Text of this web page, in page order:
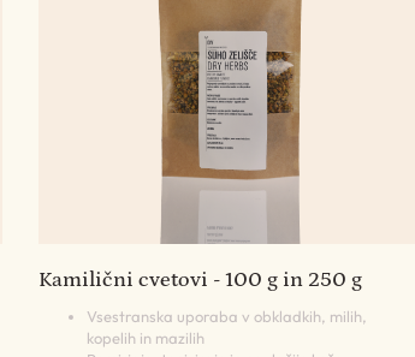
Kamilični cvetovi - 100 g in 250 g
Vsestranska uporaba v obkladkih, milih,
kopelih in mazilih